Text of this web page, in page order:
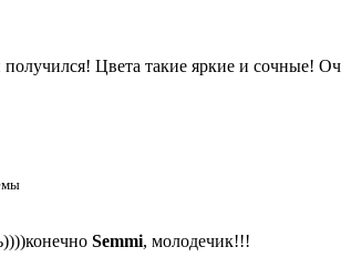
Цвета такие яркие и сочные!
Semmi, молодечик!!!